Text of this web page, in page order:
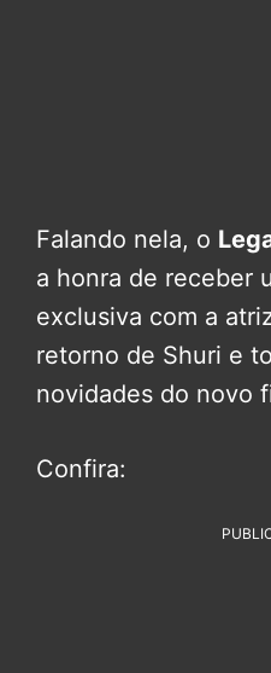
Falando nela, o
a honra de receber
exclusiva com a
retorno de Shuri e
novidades do novo
Confira: